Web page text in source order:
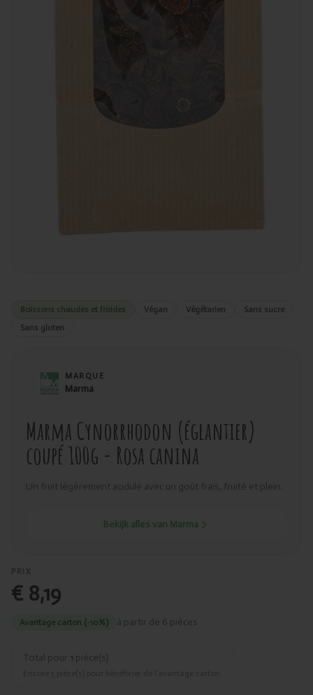
Boissons chaudes et froides Végan Végétarien
Sans sucre
Sans gluten
MARQUE
Marma
Marma Cynorrhodon (églantier)
coupé 100g - Rosa canina
Un fruit légèrement acidulé avec un goût frais, fruité et plein.
Bekijk alles van Marma
PRIX
€ 8,19
Avantage carton (-10%) à partir de 6 pièces
Total pour 1 pièce(s)